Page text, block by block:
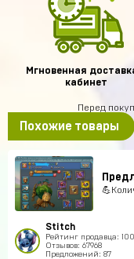
Мгновенная
кабинет
Перед
Похожие товары
Stitch
Рейтинг продавца:
Отзывов: 67968
Предложений: 87